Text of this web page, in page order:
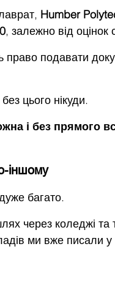
Humber
, залежно від оцінок
право подавати
цього нікуди.
і без прямого
іншому
багато.
через коледжі та
ми вже писали у